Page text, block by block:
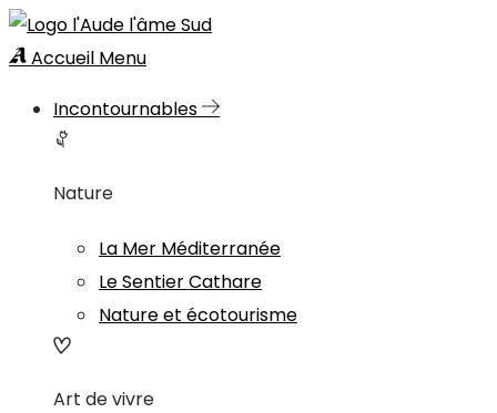
Accueil Menu
Incontournables
Nature
La Mer Méditerranée
Le Sentier Cathare
Nature et écotourisme
Art de vivre